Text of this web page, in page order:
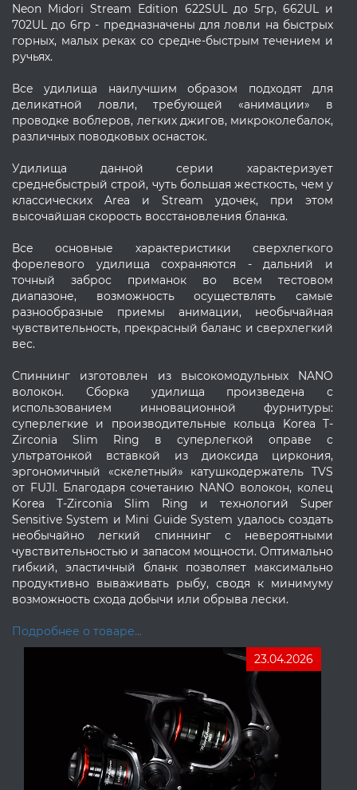
Neon Midori Stream Edition 622SUL до 5гр, 662UL и
702UL до 6гр - предназначены для ловли на быстрых
горных, малых реках со средне-быстрым течением и
ручьях.
Все удилища наилучшим образом подходят для
деликатной ловли, требующей «анимации» в
проводке воблеров, легких джигов, микроколебалок,
различных поводковых оснасток.
Удилища данной серии характеризует
среднебыстрый строй, чуть большая жесткость, чем у
классических Area и Stream удочек, при этом
высочайшая скорость восстановления бланка.
Все основные характеристики сверхлегкого
форелевого удилища сохраняются - дальний и
точный заброс приманок во всем тестовом
диапазоне, возможность осуществлять самые
разнообразные приемы анимации, необычайная
чувствительность, прекрасный баланс и сверхлегкий
вес.
Спиннинг изготовлен из высокомодульных NANO
волокон. Сборка удилища произведена с
использованием инновационной фурнитуры:
суперлегкие и производительные кольца Korea T-
Zirconia Slim Ring в суперлегкой оправе с
ультратонкой вставкой из диоксида циркония,
эргономичный «скелетный» катушкодержатель TVS
от FUJI. Благодаря сочетанию NANO волокон, колец
Korea T-Zirconia Slim Ring и технологий Super
Sensitive System и Mini Guide System удалось создать
необычайно легкий спиннинг с невероятными
чувствительностью и запасом мощности. Оптимально
гибкий, эластичный бланк позволяет максимально
продуктивно вываживать рыбу, сводя к минимуму
возможность схода добычи или обрыва лески.
Подробнее о товаре...
23.04.2026